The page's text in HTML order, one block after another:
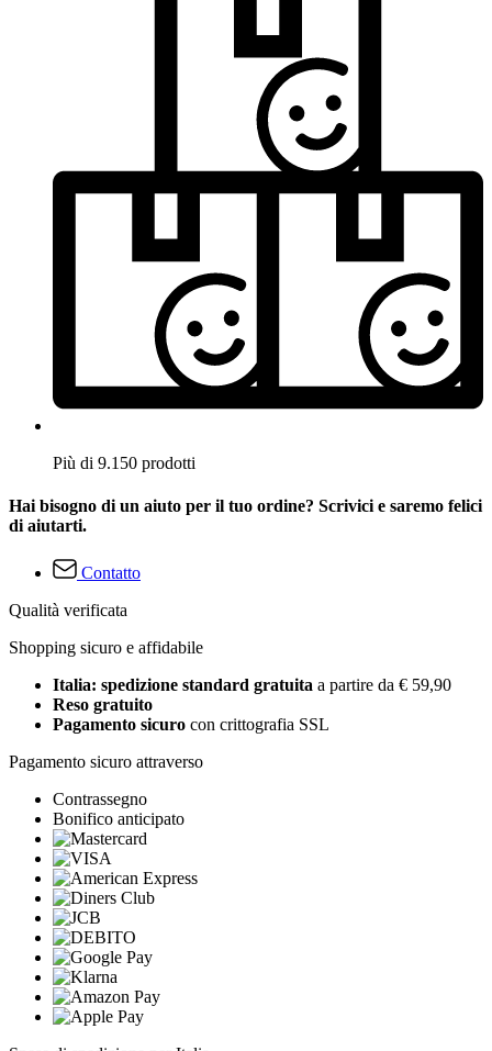
Più di 9.150 prodotti
Hai bisogno di un aiuto per il tuo ordine? Scrivici e saremo felici
di aiutarti.
Contatto
Qualità verificata
Shopping sicuro e affidabile
Italia: spedizione standard gratuita a partire da € 59,90
Reso gratuito
Pagamento sicuro con crittografia SSL
Pagamento sicuro attraverso
Contrassegno
Bonifico anticipato